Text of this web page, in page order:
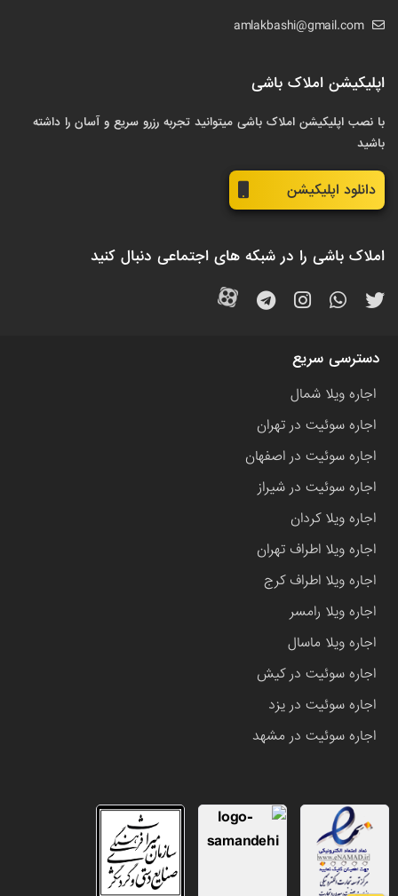
amlakbashi@gmail.com
اپلیکیشن املاک باشی
با نصب اپلیکیشن املاک باشی میتوانید تجربه رزرو سریع و آسان را داشته
باشید
دانلود اپلیکیشن
املاک باشی را در شبکه های اجتماعی دنبال کنید
دسترسی سریع
اجاره ویلا شمال
اجاره سوئیت در تهران
اجاره سوئیت در اصفهان
اجاره سوئیت در شیراز
اجاره ویلا کردان
اجاره ویلا اطراف تهران
اجاره ویلا اطراف کرج
اجاره ویلا رامسر
اجاره ویلا ماسال
اجاره سوئیت در کیش
اجاره سوئیت در یزد
اجاره سوئیت در مشهد